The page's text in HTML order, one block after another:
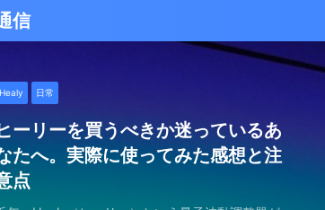
信
日常 津留晃一
の日の恵み：心に降る静かな癒し
の音を聞いたことはありますか？ 窓ガラスを叩
優しい音、屋根を打つリズミカルな音、 そして
面に落ちる繊細な音。 それぞれが奏でるハーモ
バシャール
職は人生の終着駅じゃない！自分
しい道を見つける方法
しい花粉と黄砂の季節に考えたこと・・・ 今年
Healy 日常
ーリーを買うべきか迷っているあ
たへ。実際に使ってみた感想と注
点
バシャール
ネルギーの法則 〜最近どハマり
ていました〜
近、めちゃくちゃYouTubeやSNSを見ていたの
日常
実を変える
近疲れ気味です。 というのも、現実とは何か？
構悩むんですよね。 自分の理想の姿を考える
、 今、全然そうなっていない。 地位も名誉もな
日常
、ここにいること
０２５年あけましておめでとうございます。 今
もよろしくお願い致します。 とはいえ、近年お
月という感覚はありませんね。 いつの間にか年
Healy 日常
しかしてだけどHealy（量子波動
整器）のせいなの？
ょっと前に 最近ヒーリー（Healy）つかってない
日常
第10世代買いました
マゾンのブラックフライデー Ipadが安くなって
ましたね。 ということで第１０世代（無印）購
してしまいました。 これで今まで使っていた
Healy 日常
し振りにHealy（ヒーリー）量子
動調整器について
しぶりにHealy（ヒーリー）量子波動調整器につ
日常
谷さんの通訳、水原さんの解雇に
う
ょっとびっくりしました。 多分今、かなり有名